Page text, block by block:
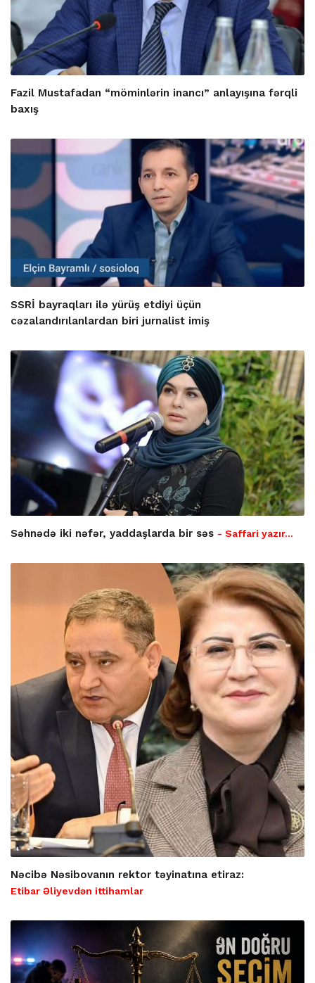
Fazil Mustafadan “möminlərin inancı” anlayışına fərqli
baxış
SSRİ bayraqları ilə yürüş etdiyi üçün
cəzalandırılanlardan biri jurnalist imiş
Səhnədə iki nəfər, yaddaşlarda bir səs - Saffari yazır…
Nəcibə Nəsibovanın rektor təyinatına etiraz:
Etibar Əliyevdən ittihamlar